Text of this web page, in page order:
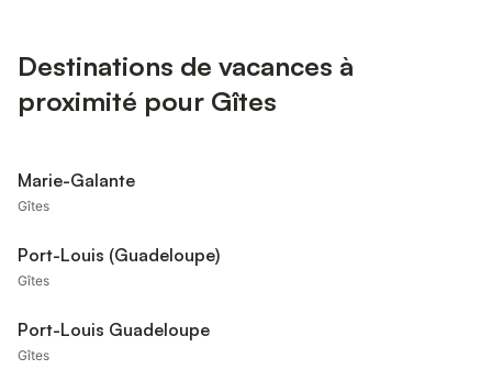
Destinations de vacances à
proximité pour Gîtes
Marie-Galante
Gîtes
Port-Louis (Guadeloupe)
Gîtes
Port-Louis Guadeloupe
Gîtes